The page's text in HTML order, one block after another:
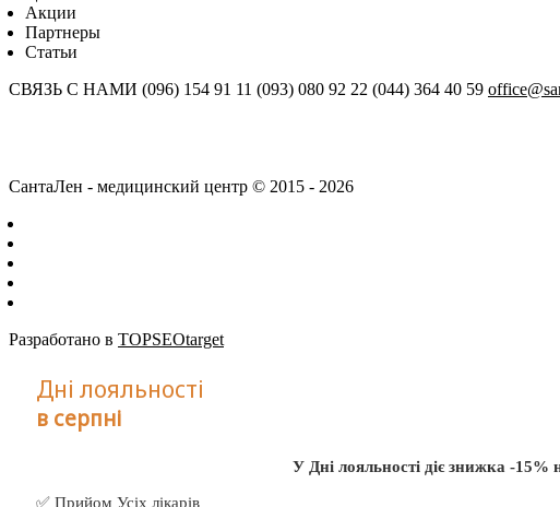
Акции
Партнеры
Статьи
СВЯЗЬ С НАМИ (096) 154 91 11 (093) 080 92 22 (044) 364 40 59
СантаЛен - медицинский центр © 2015 - 2026
Разработано в TOPSEOtarget
Дні лояльності
в серпні
У Дні лояльності діє знижка -15%
✅ Прийом Усіх лікарів